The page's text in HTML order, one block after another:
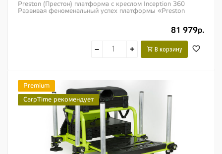
Preston (Престон) платформа с креслом Inception 360
Развивая феноменальный успех платформы «Preston
81 979р.
− + В корзину
Premium
CarpTime рекомендует